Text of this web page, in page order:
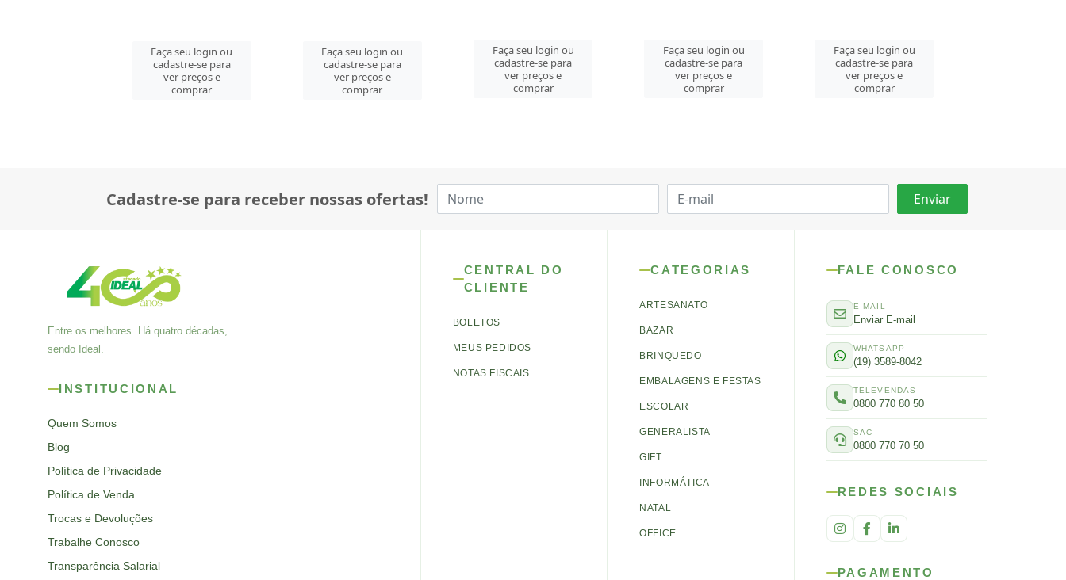
Faça seu login ou
cadastre-se para
ver preços e
comprar
Faça seu login ou
cadastre-se para
ver preços e
comprar
Faça seu login ou
cadastre-se para
ver preços e
comprar
Faça seu login ou
cadastre-se para
ver preços e
comprar
Faça seu login ou
cadastre-se para
ver preços e
comprar
Cadastre-se para receber nossas ofertas!
Entre os melhores. Há quatro décadas,
sendo Ideal.
INSTITUCIONAL
Quem Somos
Blog
Política de Privacidade
Política de Venda
Trocas e Devoluções
Trabalhe Conosco
Transparência Salarial
CENTRAL DO
CLIENTE
BOLETOS
MEUS PEDIDOS
NOTAS FISCAIS
CATEGORIAS
ARTESANATO
BAZAR
BRINQUEDO
EMBALAGENS E FESTAS
ESCOLAR
GENERALISTA
GIFT
INFORMÁTICA
NATAL
OFFICE
FALE CONOSCO
E-MAIL
Enviar E-mail
WHATSAPP
(19) 3589-8042
TELEVENDAS
0800 770 80 50
SAC
0800 770 70 50
REDES SOCIAIS
PAGAMENTO